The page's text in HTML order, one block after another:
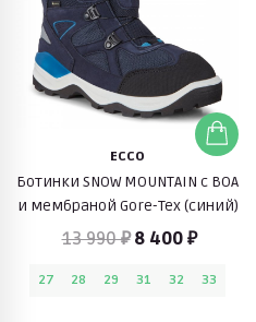
ECCO
Ботинки SNOW MOUNTAIN с BOA
и мембраной Gore-Tex (синий)
13 990 ₽ 8 400 ₽
27 28 29 31 32 33